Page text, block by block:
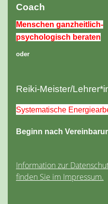
Coach
Menschen ganzheitlich-
psychologisch beraten
oder
Reiki-Meister/
Systematische
Beginn nach
Information zur
finden Sie im Impressum.